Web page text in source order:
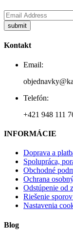
Kontakt
Email:
Telefón:
+421 948 111
INFORMÁCIE
Doprava a
Spolupráca,
Obchodné
Ochrana
Odstúpenie od
Riešenie
Nastavenia
Blog